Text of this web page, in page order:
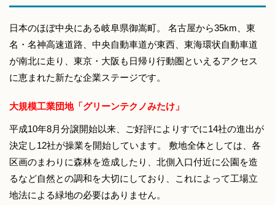
日本のほぼ中央にある岐阜県御嵩町。 名古屋から35km、東
名・名神高速道路、中央自動車道が東西、東海環状自動車道
が南北に走り、東京・大阪も日帰り行動圏といえるアクセス
に恵まれた新たな企業ステージです。
大規模工業団地「グリーンテクノみたけ」
平成10年8月分譲開始以来、ご好評によりすでに14社の進出が
決定し12社が操業を開始しています。 敷地全体としては、各
区画のまわりに森林を造成したり、北側入口付近に公園を造
るなど自然との調和を大切にしており、これによって工場立
地法による緑地の必要はありません。